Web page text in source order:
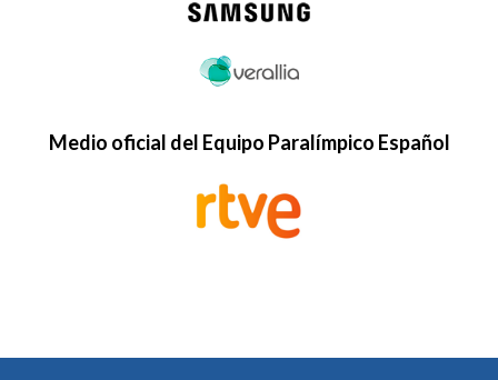
Medio oficial del Equipo Paralímpico Español